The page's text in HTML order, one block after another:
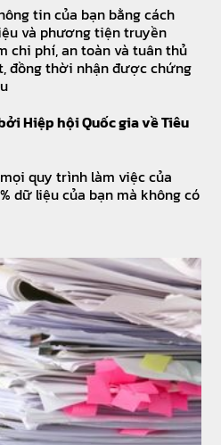
tin của bạn bằng cách
và phương tiện truyền
chi phí, an toàn và tuân thủ
đồng thời nhận được chứng
Hiệp hội Quốc gia về Tiêu
quy trình làm việc của
dữ liệu của bạn mà không có